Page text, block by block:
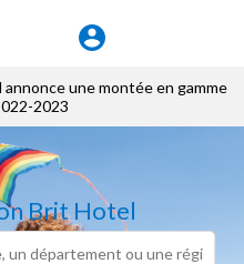
une montée en gamme
2023
Brit Hotel